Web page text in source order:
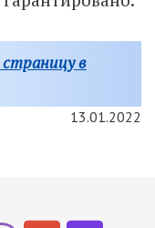
в
13.01.2022